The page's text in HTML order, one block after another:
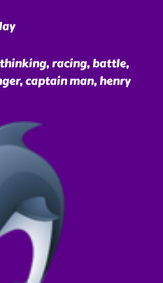
racing, battle,
captain man, henry